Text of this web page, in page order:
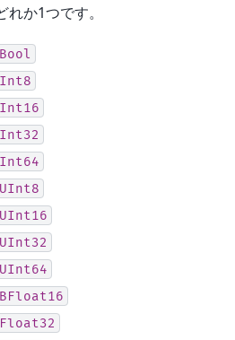
れか1つです。
Bool
Int8
Int16
Int32
Int64
UInt8
UInt16
UInt32
UInt64
BFloat16
Float32